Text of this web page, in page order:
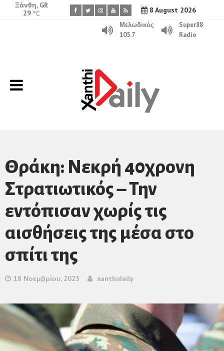
8 August 2026
Ξάνθη, GR
29 °C
Μελωδικός
105.7
Super88
Radio
Θράκη: Νεκρή 40χρονη
Στρατιωτικός – Την
εντόπισαν χωρίς τις
αισθήσεις της μέσα στο
σπίτι της
18 Νοεμβρίου, 2025 xanthidaily